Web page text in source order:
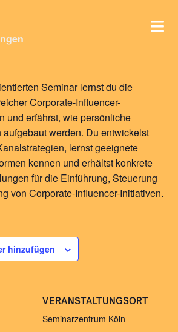
Seminar lernst du die
Corporate-Influencer-
und erfährst, wie persönliche
aufgebaut werden. Du entwickelst
lernst geeignete
kennen und erhältst konkrete
für die Einführung, Steuerung
von Corporate-Influencer-Initiativen.
hinzufügen
VERANSTALTUNGSORT
Seminarzentrum Köln